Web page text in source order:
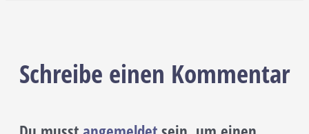
Schreibe einen Kommentar